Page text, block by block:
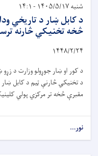
شنبه ۱۴۰۵/۵/۱۷ - ۱۴:۱
د کابل ښار د تاریخي
څخه تخنیکي څارنه
۱۴۴۸/۲/۲۴
د کور او ښار جوړولو وزارت د
د تخنیکي څارنې ټیم د کابل
مقبرې څخه تر مرکزي پولي
نور...